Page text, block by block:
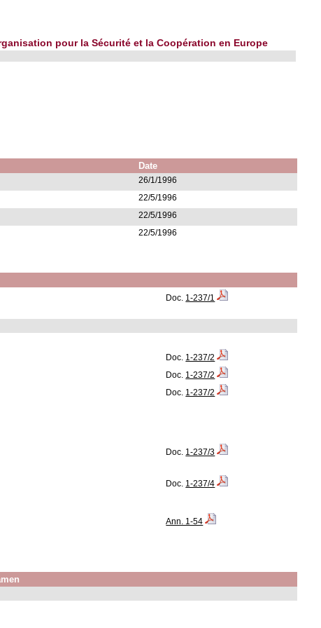
pour la Sécurité et la Coopération en Europe
Date
26/1/1996
22/5/1996
22/5/1996
22/5/1996
Doc. 1-237/1
Doc. 1-237/2
Doc. 1-237/2
Doc. 1-237/2
Doc. 1-237/3
Doc. 1-237/4
Ann. 1-54